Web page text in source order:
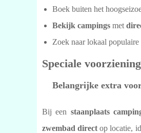
Boek buiten het
Bekijk campings met
Zoek naar lokaal populaire
Speciale
Belangrijke extra
Bij een staanplaats
zwembad direct op locatie,